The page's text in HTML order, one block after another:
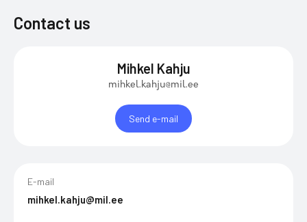
Contact us
Mihkel Kahju
mihkel.kahju@mil.ee
Send e-mail
E-mail
mihkel.kahju@mil.ee